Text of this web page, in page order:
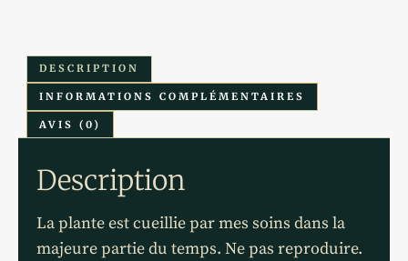
DESCRIPTION
INFORMATIONS COMPLÉMENTAIRES
AVIS (0)
Description
La plante est cueillie par mes soins dans la
majeure partie du temps. Ne pas reproduire.